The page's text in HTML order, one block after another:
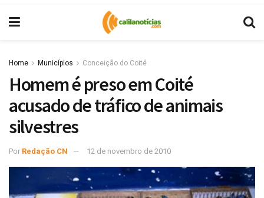
Home Municípios Conceição do Coité
Homem é preso em Coité
acusado de tráfico de animais
silvestres
Por Redação CN 12 de novembro de 2010